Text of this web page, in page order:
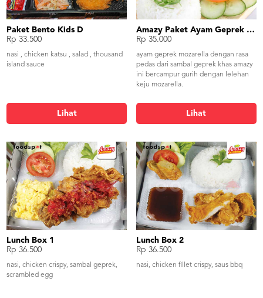
Paket Bento Kids D
Rp 33.500
nasi , chicken katsu , salad , thousand
island sauce
Lihat
Amazy Paket Ayam Geprek Mozarella
Rp 35.000
ayam geprek mozarella dengan rasa
pedas dari sambal geprek khas amazy
ini bercampur gurih dengan lelehan
keju mozarella.
Lihat
Lunch Box 1
Rp 36.500
nasi, chicken crispy, sambal geprek,
scrambled egg
Lunch Box 2
Rp 36.500
nasi, chicken fillet crispy, saus bbq